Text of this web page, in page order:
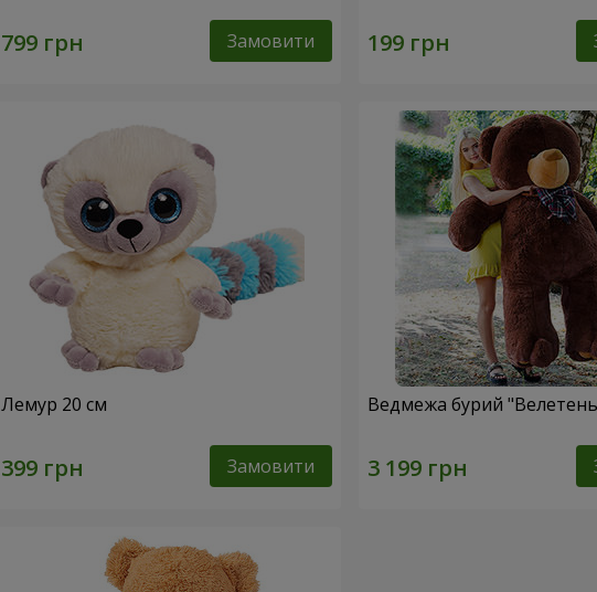
Замовити
Лемур 20 см
Замовити
Ведмежа бурий